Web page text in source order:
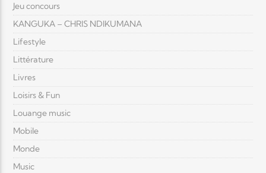
Jeu concours
KANGUKA – CHRIS NDIKUMANA
Lifestyle
Littérature
Livres
Loisirs & Fun
Louange music
Mobile
Monde
Music